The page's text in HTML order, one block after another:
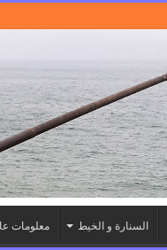
السنارة و الخيط معلومات